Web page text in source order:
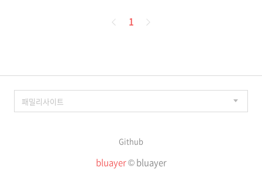
페
1
Github
bluayer© bluayer